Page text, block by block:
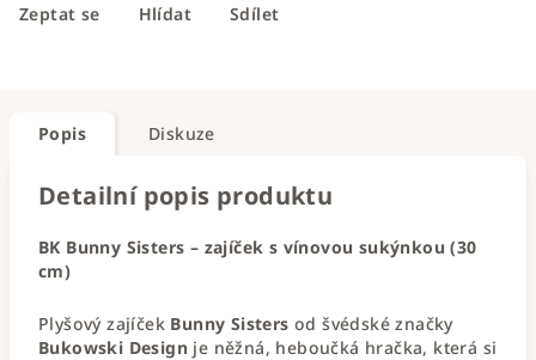
Zeptat se Hlídat Sdílet
Popis Diskuze
Detailní popis produktu
BK Bunny Sisters – zajíček s vínovou sukýnkou (30
cm)
Plyšový zajíček Bunny Sisters od švédské značky
Bukowski Design je něžná, heboučká hračka, která si